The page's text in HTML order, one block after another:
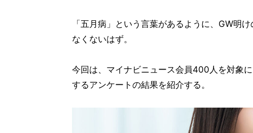
「五月病」という言葉があるように、GW明
なくないはず。
今回は、マイナビニュース会員400人を対象
するアンケートの結果を紹介する。